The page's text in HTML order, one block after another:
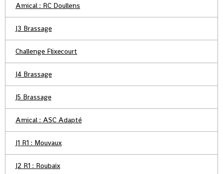
Amical : RC Doullens
J3 Brassage
Challenge Flixecourt
J4 Brassage
J5 Brassage
Amical : ASC Adapté
J1 R1 : Mouvaux
J2 R1 : Roubaix